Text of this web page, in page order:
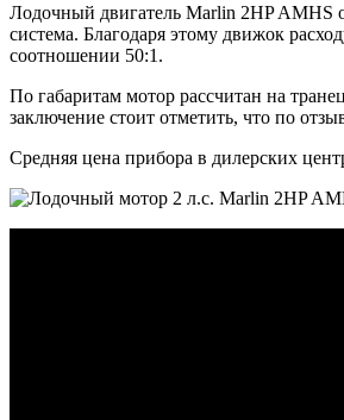
Лодочный двигатель Marlin 2HP AMHS
система. Благодаря этому движок
соотношении 50:1.
По габаритам мотор рассчитан на
заключение стоит отметить, что по
Средняя цена прибора в дилерских